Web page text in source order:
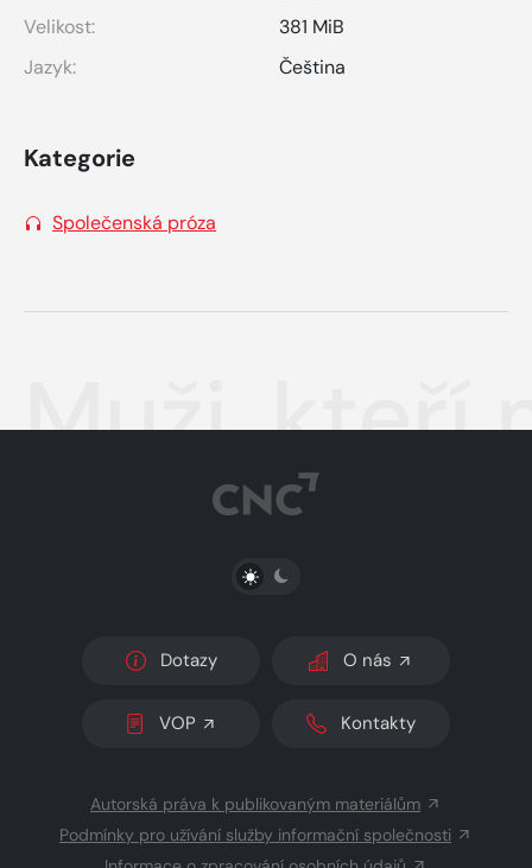
Velikost:
381 MiB
Jazyk:
Čeština
Kategorie
Společenská próza
Muži, kteří
PŘEPNOUT SVĚTLÝ/TMAVÝ REŽIM
Dotazy O nás
VOP Kontakty
Autorská práva k publikovaným materiálům
Podmínky pro užívání služby informační společnosti